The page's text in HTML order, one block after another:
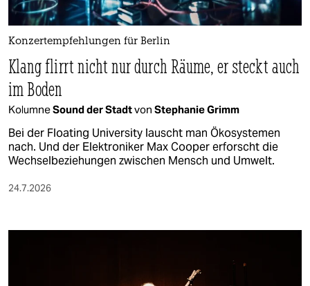
Konzertempfehlungen für Berlin
Klang flirrt nicht nur durch Räume, er steckt auch
im Boden
KolumneSound der Stadtvon Stephanie Grimm
Bei der Floating University lauscht man Ökosystemen
nach. Und der Elektroniker Max Cooper erforscht die
Wechselbeziehungen zwischen Mensch und Umwelt.
24.7.2026